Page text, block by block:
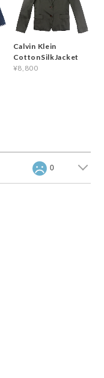
Calvin Klein
CottonSilkJacket
¥8,800
0